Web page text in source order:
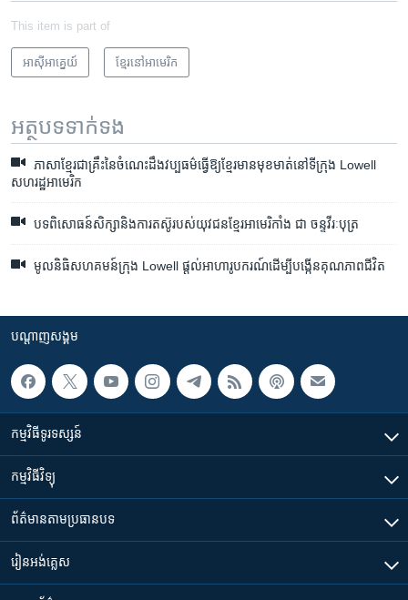
This item is part of
អាស៊ី​អាគ្នេយ៍ ខ្មែរ​នៅ​អាមេរិក
អត្ថបទ​ទាក់ទង
ភាសាខ្មែរជាគ្រឹះនៃចំណេះដឹងវប្បធម៌ធ្វើឱ្យខ្មែរមានមុខមាត់នៅទីក្រុង Lowell
សហរដ្ឋអាមេរិក
បទពិសោធន៍សិក្សានិងការតស៊ូរបស់យុវជនខ្មែរអាមេរិកាំង ជា ចន្ទវីរៈបុត្រ
មូលនិធិសហគមន៍ក្រុង Lowell ផ្តល់អាហារូបករណ៍ដើម្បីបង្កើនគុណភាពជីវិត
បណ្តាញ​សង្គម
កម្មវិធី​ទូរទស្សន៍
កម្មវិធី​វិទ្យុ
ព័ត៌មាន​តាមប្រធានបទ​
រៀន​​អង់គ្លេស